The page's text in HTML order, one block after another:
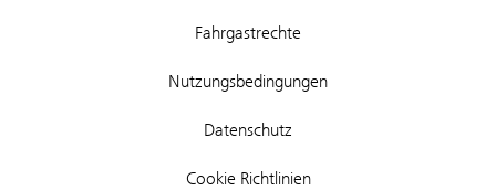
Fahrgastrechte
Nutzungsbedingungen
Datenschutz
Cookie Richtlinien